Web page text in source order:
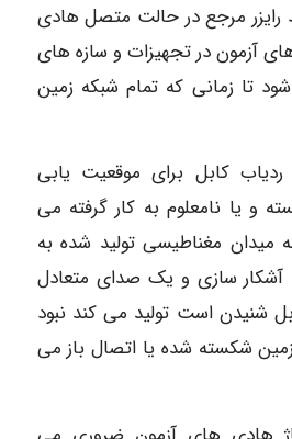
رایزر مرجع در حالت متصل هادی
آزمون در تجهیزات و سازه های
تا زمانی که تمام شبکه زمین
کابل برای موقعیت یابی
و یا نامعلوم به کار گرفته می
میدان مغناطیسی تولید شده به
آشکار سازی و یک صدای متعادل
شنیدن است تولید می کند نبود
شکسته شده یا اتصال باز می